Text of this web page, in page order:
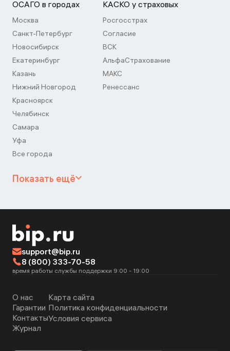
ОСАГО в городах
Москва
Санкт-Петербург
Новосибирск
Екатеринбург
Казань
Нижний Новгород
Красноярск
Челябинск
Самара
Уфа
Все города
КАСКО у страховых
Росгосстрах
Согласие
ВСК
АльфаСтрахование
МАКС
Ренессанс
Показать ещё
support@bip.ru
8 (800) 333-70-58
время работы службы поддержки 9:00 - 19:00
О нас
Гарантии
Контакты
Журнал
Карта сайта
Политика конфиденциальности
Условия сервиса